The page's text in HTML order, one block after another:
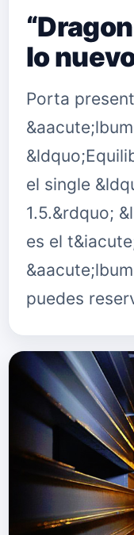
lo
Porta
&aacute;lbum
el single
1.5.&rdquo;
es el
puedes